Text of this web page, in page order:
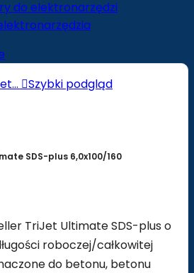
do elektronarzędzi
Szybki podgląd
SDS-plus 6,0x100/160
TriJet Ultimate SDS-plus o
roboczej/całkowitej
do betonu, betonu